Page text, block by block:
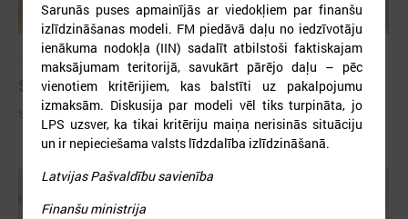
2026. gada 09. jūlijs
Sumināti Latvijas labākie tirgotāji
Sumināti Latvijas labākie tirgotāji
Sarunās puses apmainījās ar viedokļiem par finanšu
izlīdzināšanas modeli. FM piedāvā daļu no iedzīvotāju
ienākuma nodokļa (IIN) sadalīt atbilstoši faktiskajam
maksājumam teritorijā, savukārt pārējo daļu – pēc
vienotiem kritērijiem, kas balstīti uz pakalpojumu
izmaksām. Diskusija par modeli vēl tiks turpināta, jo
LPS uzsver, ka tikai kritēriju maiņa nerisinās situāciju
un ir nepieciešama valsts līdzdalība izlīdzināšanā.
Latvijas Pašvaldību savienība
Finanšu ministrija